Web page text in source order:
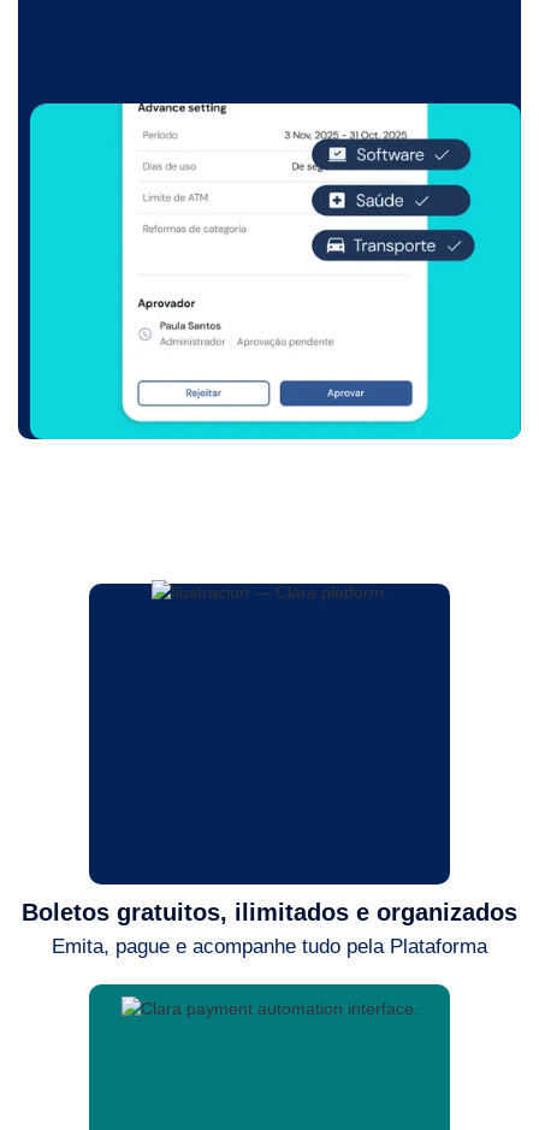
Boletos gratuitos, ilimitados e organizados
Emita, pague e acompanhe tudo pela Plataforma